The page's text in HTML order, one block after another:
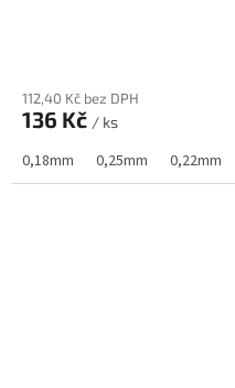
112,40 Kč bez DPH
136 Kč / ks
0,18mm 0,25mm 0,22mm